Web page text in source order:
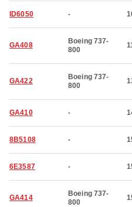
ID6050 -
GA408
Boeing 737-
800
GA422
Boeing 737-
800
GA410 -
8B5108 -
6E3587 -
GA414
Boeing 737-
800